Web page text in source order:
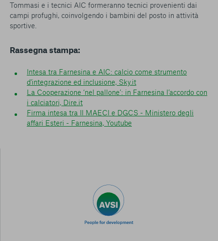
Tommasi e i tecnici AIC formeranno tecnici provenienti dai
campi profughi, coinvolgendo i bambini del posto in attività
sportive.
Rassegna stampa:
Intesa tra Farnesina e AIC: calcio come strumento
d'integrazione ed inclusione, Sky.it
La Cooperazione ‘nel pallone’: in Farnesina l’accordo con
i calciatori, Dire.it
Firma intesa tra Il MAECI e DGCS - Ministero degli
affari Esteri - Farnesina, Youtube